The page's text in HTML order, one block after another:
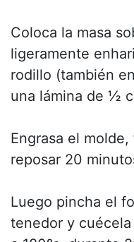
Coloca la masa
ligeramente
rodillo (también
una lámina de ½
Engrasa el
reposar 20
Luego pincha el
tenedor y